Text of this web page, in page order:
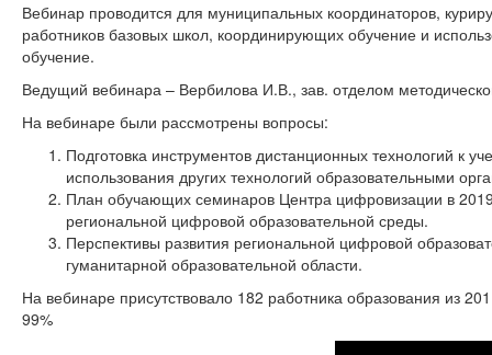
Вебинар проводится для муниципальных координаторов,
работников базовых школ, координирующих обучение и
обучение.
Ведущий вебинара – Вербилова И.В., зав. отделом
На вебинаре были рассмотрены вопросы:
Подготовка инструментов дистанционных технологий к
использования других технологий образовательными
План обучающих семинаров Центра цифровизации в
региональной цифровой образовательной среды.
Перспективы развития региональной цифровой
гуманитарной образовательной области.
На вебинаре присутствовало 182 работника образования из
99%